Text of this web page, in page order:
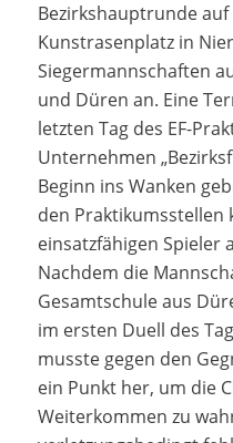
Bezirkshauptrunde
Kunstrasenplatz in
Siegermannschaften
und Düren an. Eine
letzten Tag des EF-
Unternehmen
Beginn ins Wanken
den Praktikumsstellen
einsatzfähigen Spieler
Nachdem die
Gesamtschule aus
im ersten Duell des
musste gegen den
ein Punkt her, um die
Weiterkommen zu